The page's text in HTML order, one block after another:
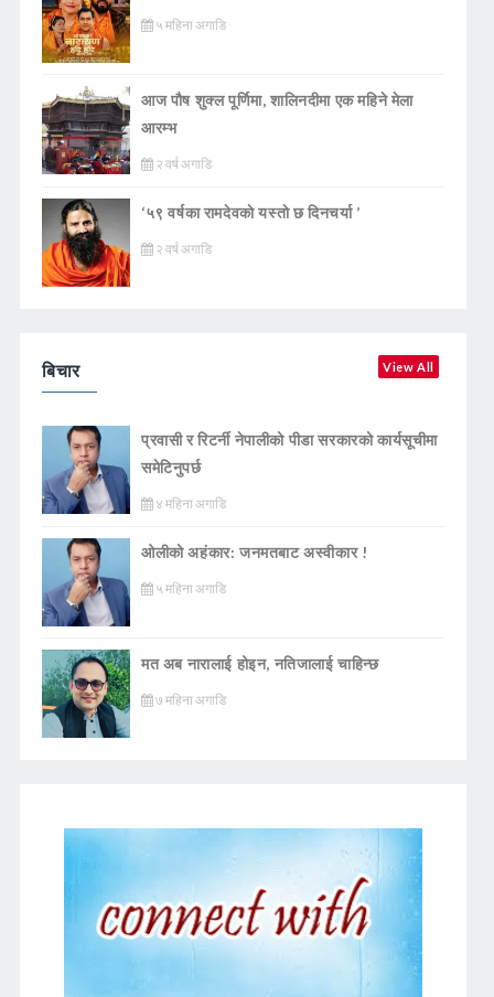
५ महिना अगाडि
आज पौष शुक्ल पूर्णिमा, शालिनदीमा एक महिने मेला
आरम्भ
२ वर्ष अगाडि
‘५९ वर्षका रामदेवकाे यस्ताे छ दिनचर्या ’
२ वर्ष अगाडि
बिचार View All
प्रवासी र रिटर्नी नेपालीको पीडा सरकारको कार्यसूचीमा
समेटिनुपर्छ
४ महिना अगाडि
ओलीको अहंकार: जनमतबाट अस्वीकार !
५ महिना अगाडि
मत अब नारालाई होइन, नतिजालाई चाहिन्छ
७ महिना अगाडि